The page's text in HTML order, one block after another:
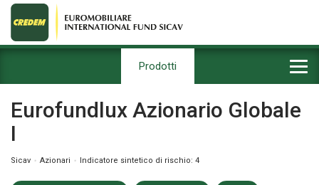
Prodotti
Eurofundlux Azionario Globale
I
Sicav Azionari Indicatore sintetico di rischio: 4